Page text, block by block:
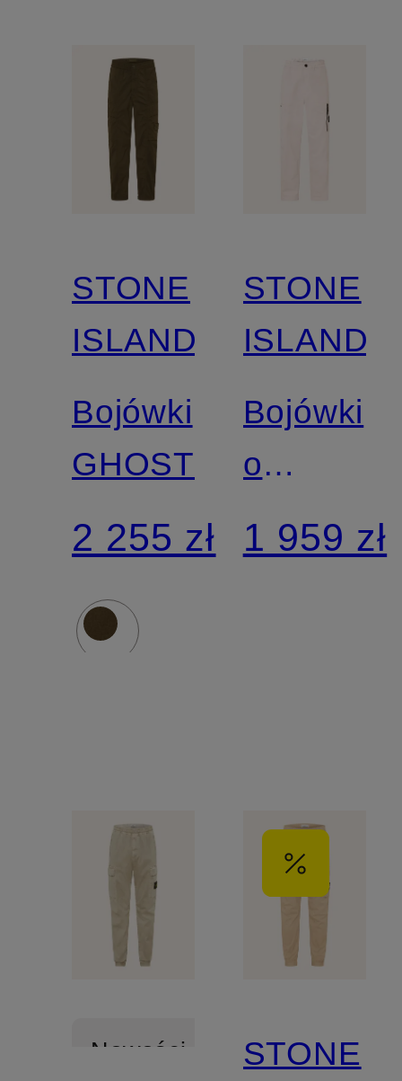
STONE
ISLAND
Bojówki
GHOST
2 255 zł
STONE
ISLAND
Bojówki
o
luźnym
kroju
1 959 zł
Nowości
STONE